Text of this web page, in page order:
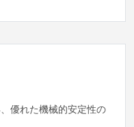
優れた機械的安定性の